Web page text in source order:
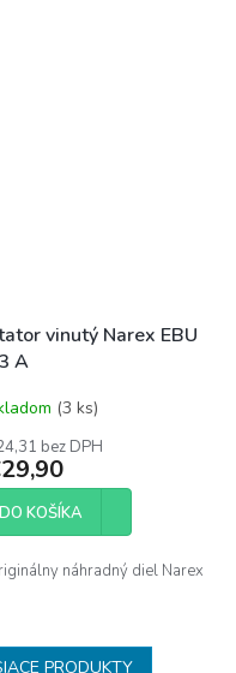
vinutý Narex EBU
A
(3 ks)
bez DPH
DO KOŠÍKA
náhradný diel Narex
PRODUKTY